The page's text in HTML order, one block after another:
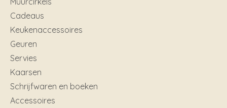
Cadeaus
Keukenaccessoires
Geuren
Servies
Kaarsen
Schrijfwaren en boeken
Accessoires